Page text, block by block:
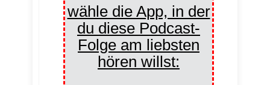
wähle die App, in der
du diese Podcast-
Folge am liebsten
hören willst: